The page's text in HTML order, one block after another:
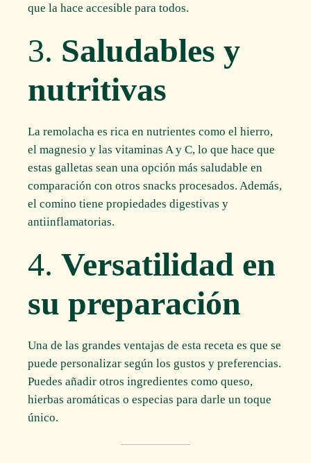
que la hace accesible para todos.
3. Saludables y
nutritivas
La remolacha es rica en nutrientes como el hierro,
el magnesio y las vitaminas A y C, lo que hace que
estas galletas sean una opción más saludable en
comparación con otros snacks procesados. Además,
el comino tiene propiedades digestivas y
antiinflamatorias.
4.Versatilidad en
su preparación
Una de las grandes ventajas de esta receta es que se
puede personalizar según los gustos y preferencias.
Puedes añadir otros ingredientes como queso,
hierbas aromáticas o especias para darle un toque
único.